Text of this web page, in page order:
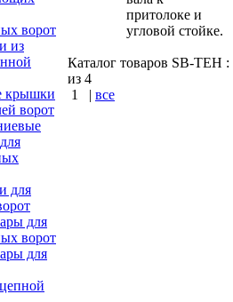
ворот
из
крышки
ворот
для
для
ворот
для
притолоке и
угловой стойке.
Каталог товаров SB-TEH
из 4
1
| все